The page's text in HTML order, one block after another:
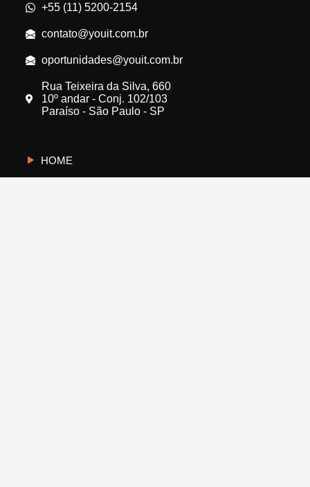
+55 (11) 5200-2154
contato@youit.com.br
oportunidades@youit.com.br
Rua Teixeira da Silva, 660
10º andar - Conj. 102/103
Paraíso - São Paulo - SP
HOME